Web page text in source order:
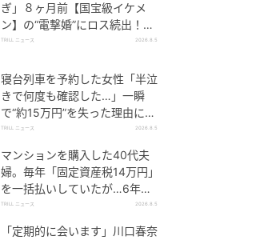
ぎ」８ヶ月前【国宝級イケメ
ン】の“電撃婚”にロス続出！興
収“９５億超え”シリーズで輝い
TRILL ニュース 2026.8.5
寝台列車を予約した女性「半泣
きで何度も確認した…」一瞬
で“約15万円”を失った理由に
「膝から崩れ落ちました」
TRILL ニュース 2026.8.5
マンションを購入した40代夫
婦。毎年「固定資産税14万円」
を一括払いしていたが…6年
後、役所から届いた“1通の通
TRILL ニュース 2026.8.5
「定期的に会います」川口春奈